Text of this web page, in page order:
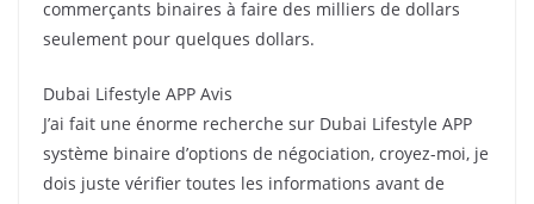
commerçants binaires à faire des milliers de dollars
seulement pour quelques dollars.
Dubai Lifestyle APP Avis
J’ai fait une énorme recherche sur Dubai Lifestyle APP
système binaire d’options de négociation, croyez-moi, je
dois juste vérifier toutes les informations avant de